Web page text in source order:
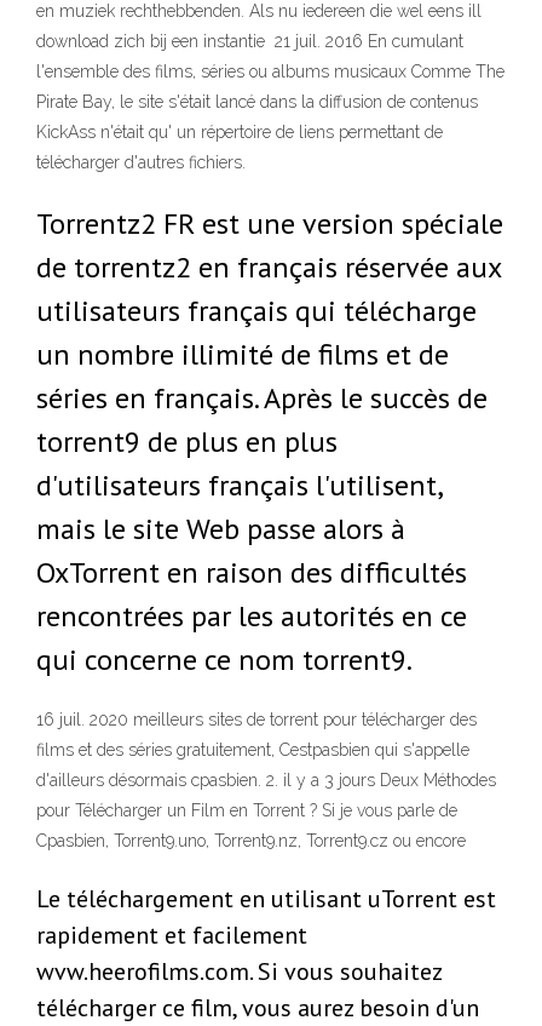
en muziek rechthebbenden. Als nu iedereen die wel eens ill
download zich bij een instantie 21 juil. 2016 En cumulant
l'ensemble des films, séries ou albums musicaux Comme The
Pirate Bay, le site s'était lancé dans la diffusion de contenus
KickAss n'était qu' un répertoire de liens permettant de
télécharger d'autres fichiers.
Torrentz2 FR est une version spéciale
de torrentz2 en français réservée aux
utilisateurs français qui télécharge
un nombre illimité de films et de
séries en français. Après le succès de
torrent9 de plus en plus
d'utilisateurs français l'utilisent,
mais le site Web passe alors à
OxTorrent en raison des difficultés
rencontrées par les autorités en ce
qui concerne ce nom torrent9.
16 juil. 2020 meilleurs sites de torrent pour télécharger des
films et des séries gratuitement, Cestpasbien qui s'appelle
d'ailleurs désormais cpasbien. 2. il y a 3 jours Deux Méthodes
pour Télécharger un Film en Torrent ? Si je vous parle de
Cpasbien, Torrent9.uno, Torrent9.nz, Torrent9.cz ou encore
Le téléchargement en utilisant uTorrent est
rapidement et facilement
wvw.heerofilms.com. Si vous souhaitez
télécharger ce film, vous aurez besoin d'un